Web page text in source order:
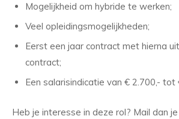
Mogelijkheid om hybride te werken;
Veel opleidingsmogelijkheden;
Eerst een jaar contract met hierna
contract;
Een salarisindicatie van € 2.700,- tot
Heb je interesse in deze rol? Mail dan